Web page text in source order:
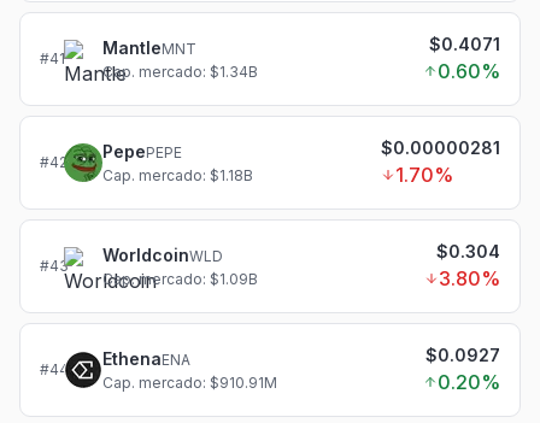
#41
MantleMNT
Cap. mercado: $1.34B
$0.4071
0.60%
#42
PepePEPE
Cap. mercado: $1.18B
$0.00000281
1.70%
#43
WorldcoinWLD
Cap. mercado: $1.09B
$0.304
3.80%
#44
EthenaENA
Cap. mercado: $910.91M
$0.0927
0.20%